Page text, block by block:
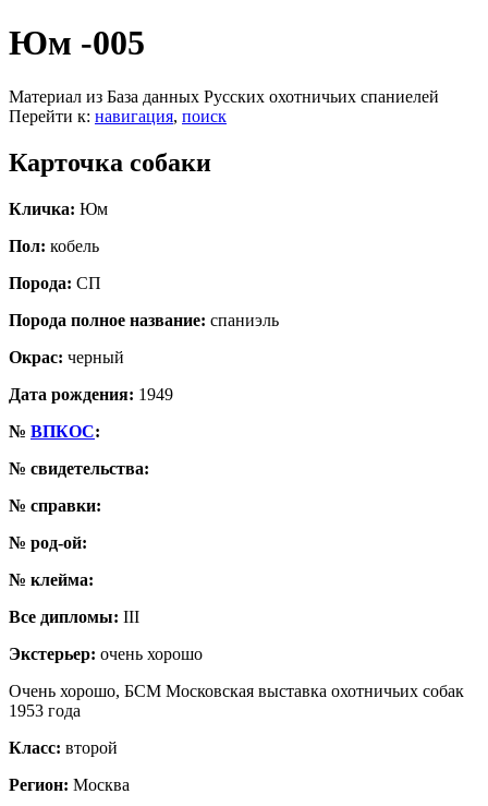
Юм -005
Материал из База данных Русских охотничьих спаниелей
Перейти к: навигация, поиск
Карточка собаки
Кличка: Юм
Пол: кобель
Порода: СП
Порода полное название: спаниэль
Окрас: черный
Дата рождения: 1949
№ ВПКОС:
№ свидетельства:
№ справки:
№ род-ой:
№ клейма:
Все дипломы: III
Экстерьер: очень хорошо
Очень хорошо, БСМ Московская выставка охотничьих собак
1953 года
Класс: второй
Регион: Москва